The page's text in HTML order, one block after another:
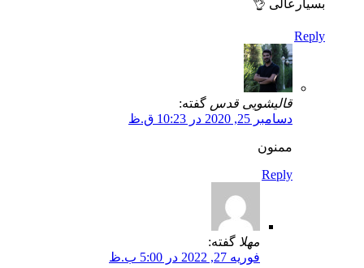
بسیارعالی 👌
Reply
قالیشویی قدس گفته:
دسامبر 25, 2020 در 10:23 ق.ظ
ممنون
Reply
مهلا گفته:
فوریه 27, 2022 در 5:00 ب.ظ